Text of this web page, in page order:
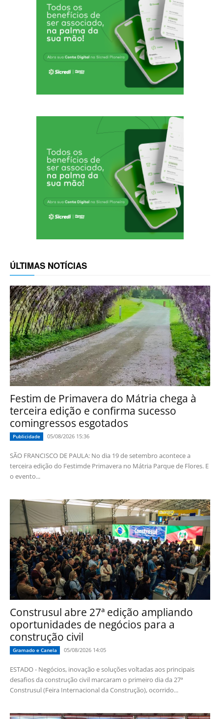
ÚLTIMAS NOTÍCIAS
Festim de Primavera do Mátria chega à
terceira edição e confirma sucesso
comingressos esgotados
Publicidade 05/08/2026 15:36
SÃO FRANCISCO DE PAULA: No dia 19 de setembro acontece a
terceira edição do Festimde Primavera no Mátria Parque de Flores. E
o evento...
Construsul abre 27ª edição ampliando
oportunidades de negócios para a
construção civil
Gramado e Canela 05/08/2026 14:05
ESTADO - Negócios, inovação e soluções voltadas aos principais
desafios da construção civil marcaram o primeiro dia da 27ª
Construsul (Feira Internacional da Construção), ocorrido...